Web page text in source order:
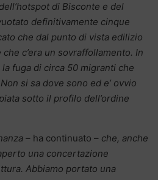
di Bisconte e del
definitivamente cinque
che dal punto di vista edilizio
c’era un sovraffollamento. In
fuga di circa 50 migranti che
si sa dove sono ed e’ ovvio
sotto il profilo dell’ordine
– ha continuato – che, anche
una concertazione
Abbiamo portato una